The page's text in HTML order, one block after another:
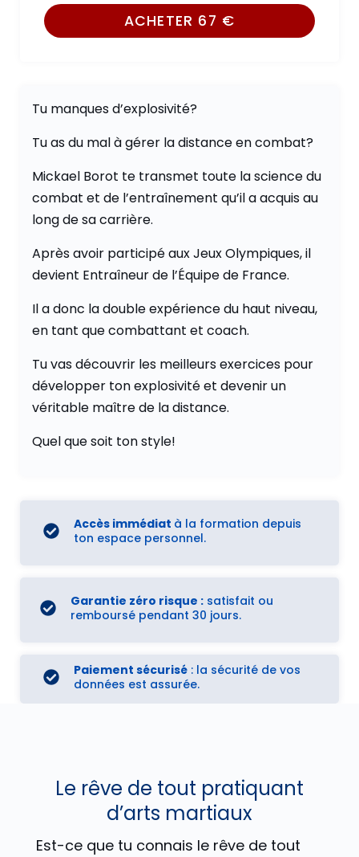
ACHETER 67 €
Tu manques d’explosivité?
Tu as du mal à gérer la distance en combat?
Mickael Borot te transmet toute la science du
combat et de l’entraînement qu’il a acquis au
long de sa carrière.
Après avoir participé aux Jeux Olympiques, il
devient Entraîneur de l’Équipe de France.
Il a donc la double expérience du haut niveau,
en tant que combattant et coach.
Tu vas découvrir les meilleurs exercices pour
développer ton explosivité et devenir un
véritable maître de la distance.
Quel que soit ton style!
Accès immédiat à la formation depuis
ton espace personnel.
Garantie zéro risque : satisfait ou
remboursé pendant 30 jours.
Paiement sécurisé: la sécurité de vos
données est assurée.
Le rêve de tout pratiquant
d’arts martiaux
Est-ce que tu connais le rêve de tout